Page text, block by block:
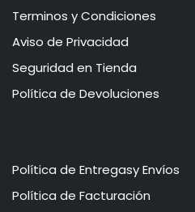
​​​​​​​​​​​​​​​​​​T​e​r​mi​n​o​s​ ​y​ Co​n​di​cio​ne​s
Aviso de Privacidad
​​​​​​​​S​e​gu​r​idad ​en​ Ti​enda
Política de Devoluciones
Política de Entregasy Envíos
​​​​​P​o​l​​ít​ica de Facturación